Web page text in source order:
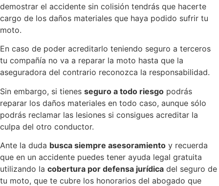
demostrar el accidente sin colisión tendrás que hacerte
cargo de los daños materiales que haya podido sufrir tu
moto.
En caso de poder acreditarlo teniendo seguro a terceros
tu compañía no va a reparar la moto hasta que la
aseguradora del contrario reconozca la responsabilidad.
Sin embargo, si tienes seguro a todo riesgo podrás
reparar los daños materiales en todo caso, aunque sólo
podrás reclamar las lesiones si consigues acreditar la
culpa del otro conductor.
Ante la duda busca siempre asesoramiento y recuerda
que en un accidente puedes tener ayuda legal gratuita
utilizando la cobertura por defensa jurídica del seguro de
tu moto, que te cubre los honorarios del abogado que